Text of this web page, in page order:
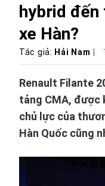
hybrid đến
xe Hàn?
Tác giả: Hải Nam
Renault Filante
tảng CMA, được
chủ lực của
Hàn Quốc cũng